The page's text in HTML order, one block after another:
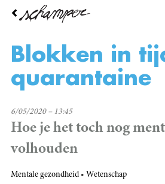
Overslaan
inhoud
Blokken in tijden van
quarantaine
6/05/2020 – 13:45
Hoe je het toch nog
volhouden
Mentale gezondheid Wetenschap